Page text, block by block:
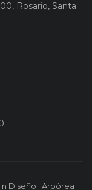
Rosario, Santa
Diseño | Arbórea